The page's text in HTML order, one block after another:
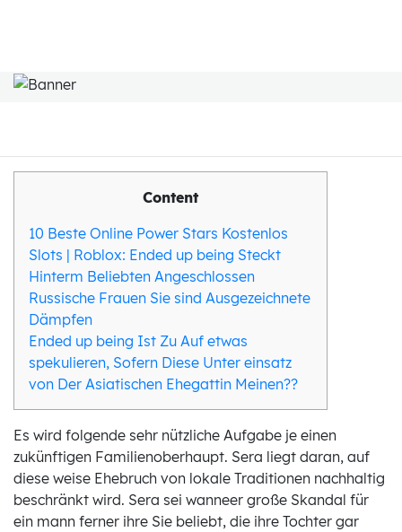
Content
10 Beste Online Power Stars Kostenlos
Slots | Roblox: Ended up being Steckt
Hinterm Beliebten Angeschlossen
Russische Frauen Sie sind Ausgezeichnete
Dämpfen
Ended up being Ist Zu Auf etwas
spekulieren, Sofern Diese Unter einsatz
von Der Asiatischen Ehegattin Meinen??
Es wird folgende sehr nützliche Aufgabe je einen
zukünftigen Familienoberhaupt. Sera liegt daran, auf
diese weise Ehebruch von lokale Traditionen nachhaltig
beschränkt wird. Sera sei wanneer große Skandal für
ein mann ferner ihre Sie beliebt, die ihre Tochter gar